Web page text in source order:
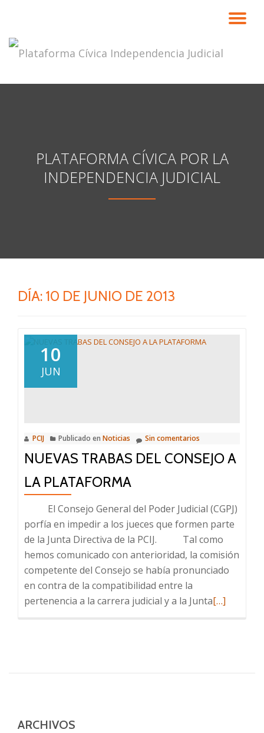
contenido
PLATAFORMA CÍVICA POR LA
INDEPENDENCIA JUDICIAL
DÍA: 10 DE JUNIO DE 2013
10
JUN
PCIJ Publicado en Noticias Sin comentarios
NUEVAS TRABAS DEL CONSEJO A
LA PLATAFORMA
El Consejo General del Poder Judicial (CGPJ)
porfía en impedir a los jueces que formen parte
de la Junta Directiva de la PCIJ. Tal como
hemos comunicado con anterioridad, la comisión
competente del Consejo se había pronunciado
en contra de la compatibilidad entre la
pertenencia a la carrera judicial y a la JuntaLeer
DEL
[…]
ARCHIVOS